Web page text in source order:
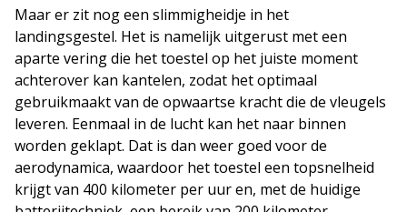
Maar er zit nog een slimmigheidje in het
landingsgestel. Het is namelijk uitgerust met een
aparte vering die het toestel op het juiste moment
achterover kan kantelen, zodat het optimaal
gebruikmaakt van de opwaartse kracht die de vleugels
leveren. Eenmaal in de lucht kan het naar binnen
worden geklapt. Dat is dan weer goed voor de
aerodynamica, waardoor het toestel een topsnelheid
krijgt van 400 kilometer per uur en, met de huidige